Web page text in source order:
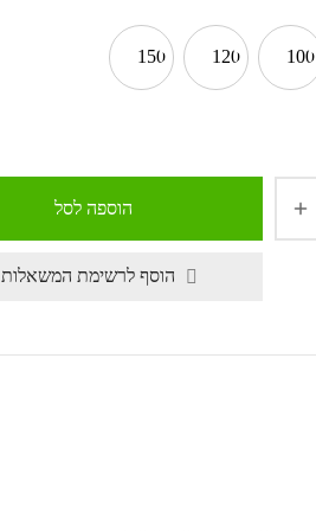
100
120
150
הוספה לסל
הוסף לרשימת המשאלות